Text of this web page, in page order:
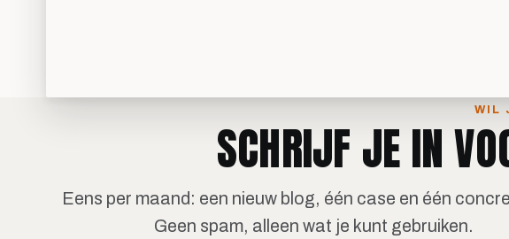
WIL
SCHRIJF JE IN
Eens per maand: een nieuw blog, één case en één
Geen spam, alleen wat je kunt gebruiken.